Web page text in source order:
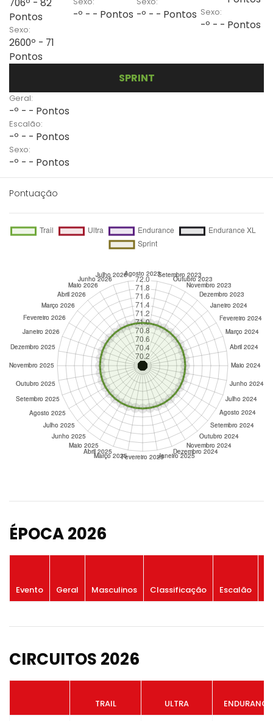
706º - 82
Pontos
Sexo:
2600º - 71
Pontos
-º - - Pontos -º - - Pontos Sexo:
-º - - Pontos
SPRINT
Geral:
-º - - Pontos
Escalão:
-º - - Pontos
Sexo:
-º - - Pontos
Pontuação
ÉPOCA 2026
Evento Geral Masculinos Classificação Escalão
CIRCUITOS 2026
TRAIL ULTRA ENDURANCE